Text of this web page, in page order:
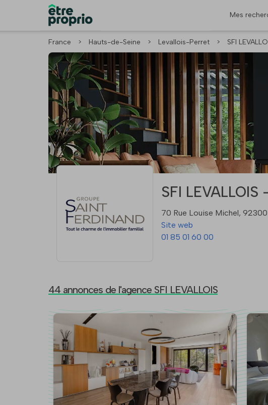
Mes
France > Hauts-de-Seine > Levallois-Perret > SFI
SFI
70 Rue Louise Michel,
Site web
01 85 01 60 00
44 annonces de l'agence SFI LEVALLOIS